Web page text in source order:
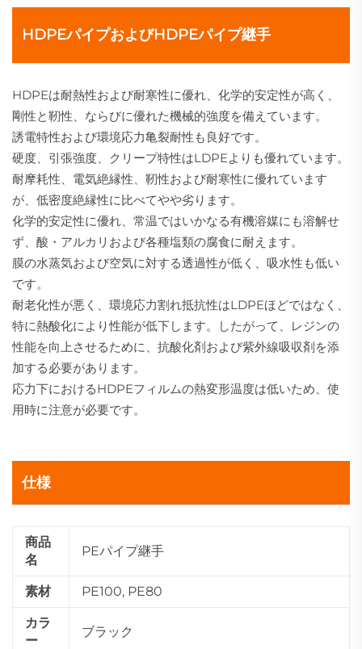
HDPEパイプおよびHDPEパイプ継手
HDPEは耐熱性および耐寒性に優れ、化学的安定性が高く、
剛性と靭性、ならびに優れた機械的強度を備えています。
誘電特性および環境応力亀裂耐性も良好です。
硬度、引張強度、クリープ特性はLDPEよりも優れています。
耐摩耗性、電気絶縁性、靭性および耐寒性に優れています
が、低密度絶縁性に比べてやや劣ります。
化学的安定性に優れ、常温ではいかなる有機溶媒にも溶解せ
ず、酸・アルカリおよび各種塩類の腐食に耐えます。
膜の水蒸気および空気に対する透過性が低く、吸水性も低い
です。
耐老化性が悪く、環境応力割れ抵抗性はLDPEほどではなく、
特に熱酸化により性能が低下します。したがって、レジンの
性能を向上させるために、抗酸化剤および紫外線吸収剤を添
加する必要があります。
応力下におけるHDPEフィルムの熱変形温度は低いため、使
用時に注意が必要です。
仕様
商品
名
PEパイプ継手
素材 PE100, PE80
カラ
ー
ブラック